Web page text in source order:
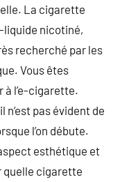
La cigarette
liquide nicotiné,
recherché par les
Vous êtes
à l’e-cigarette.
pas évident de
l’on débute.
esthétique et
quelle cigarette